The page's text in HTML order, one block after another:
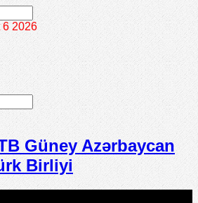
6 2026
Güney Azərbaycan
Birliyi